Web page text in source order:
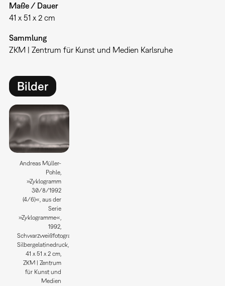
Maße / Dauer
41 x 51 x 2 cm
Sammlung
ZKM | Zentrum für Kunst und Medien Karlsruhe
Bilder
Andreas Müller-
Pohle,
»Zyklogramm
30/8/1992
(4/6)«, aus der
Serie
»Zyklogramme«,
1992,
Schwarzweißfotografie;
Silbergelatinedruck,
41 x 51 x 2 cm,
ZKM | Zentrum
für Kunst und
Medien